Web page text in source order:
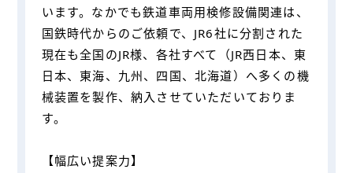
います。なかでも鉄道車両用検修設備関連は、
国鉄時代からのご依頼で、JR6社に分割された
現在も全国のJR様、各社すべて（JR西日本、東
日本、東海、九州、四国、北海道）へ多くの機
械装置を製作、納入させていただいておりま
す。
【幅広い提案力】